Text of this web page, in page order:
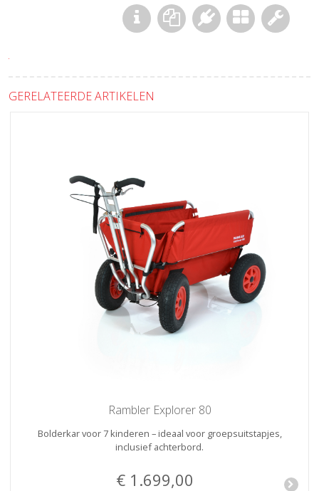
GERELATEERDE ARTIKELEN
Rambler Explorer 80
Bolderkar voor 7 kinderen – ideaal voor groepsuitstapjes,
inclusief achterbord.
€ 1.699,00